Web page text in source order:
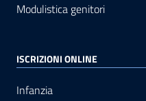
Modulistica genitori
ISCRIZIONI ONLINE
Infanzia